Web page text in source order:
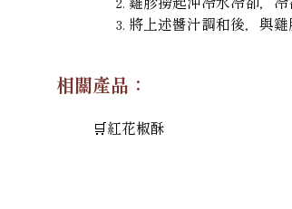
將上述醬汁調和後，與雞
相關產品：
🛒紅花椒酥